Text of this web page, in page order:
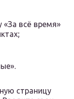
«За всё время»
страницу